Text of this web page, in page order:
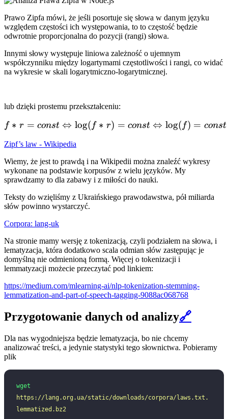
Prawo Zipfa mówi, że jeśli posortuje się słowa w danym języku
względem częstości ich występowania, to to częstość będzie
odwrotnie proporcjonalna do pozycji (rangi) słowa.
Innymi słowy występuje liniowa zależność o ujemnym
współczynniku między logartymami częstotliwości i rangi, co widać
na wykresie w skali logarytmiczno-logarytmicznej.
lub dzięki prostemu przekształceniu:
f * r = const
f ∗ r = const ⇔ log( f ∗ r) = const ⇔ log( f) = const
Zipf’s law - Wikipedia
Wiemy, że jest to prawdą i na Wikipedii można znaleźć wykresy
wykonane na podstawie korpusów z wielu języków. My
sprawdzamy to dla zabawy i z miłości do nauki.
Teksty do wzięliśmy z Ukraińskiego prawodawstwa, pół miliarda
słów powinno wystarczyć.
Corpora: lang-uk
Na stronie mamy wersję z tokenizacją, czyli podziałem na słowa, i
lematyzacja, która dodatkowo scala odmian słów zastępując je
domyślną nie odmienioną formą. Więcej o tokenizacji i
lemmatyzacji możecie przeczytać pod linkiem:
https://medium.com/mlearning-ai/nlp-tokenization-stemming-
lemmatization-and-part-of-speech-tagging-9088ac068768
Przygotowanie danych od analizy🔗
Dla nas wygodniejsza będzie lematyzacja, bo nie chcemy
analizować treści, a jedynie statystyki tego słownictwa. Pobieramy
plik
wget
https://lang.org.ua/static/downloads/corpora/laws.txt.
lemmatized.bz2